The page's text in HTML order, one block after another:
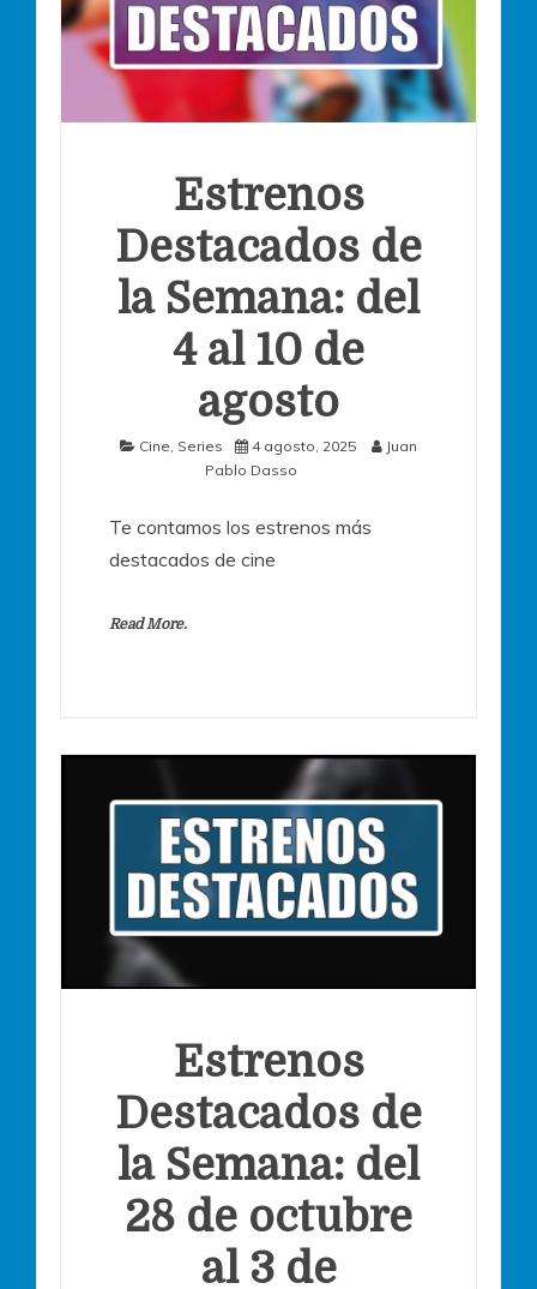
Estrenos
Destacados de
la Semana: del
4 al 10 de
agosto
Cine Series 4 agosto, 2025
Juan
Pablo Dasso
Te contamos los estrenos más
destacados de cine
Read More.
Estrenos
Destacados de
la Semana: del
28 de octubre
al 3 de